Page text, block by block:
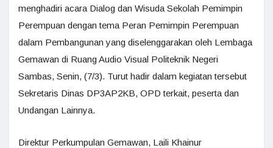
menghadiri acara Dialog dan Wisuda Sekolah Pemimpin
Perempuan dengan tema Peran Pemimpin Perempuan
dalam Pembangunan yang diselenggarakan oleh Lembaga
Gemawan di Ruang Audio Visual Politeknik Negeri
Sambas, Senin, (7/3). Turut hadir dalam kegiatan tersebut
Sekretaris Dinas DP3AP2KB, OPD terkait, peserta dan
Undangan Lainnya.
Direktur Perkumpulan Gemawan, Laili Khainur